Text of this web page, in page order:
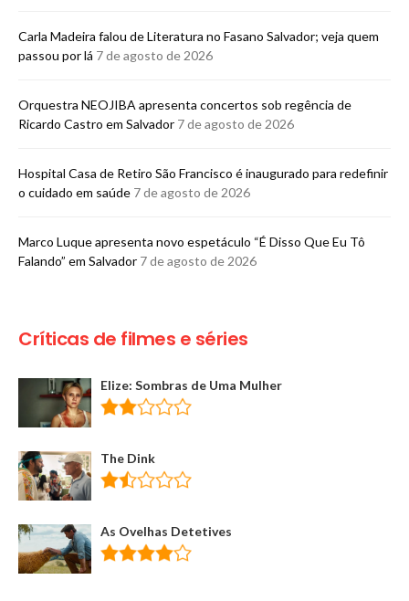
Carla Madeira falou de Literatura no Fasano Salvador; veja quem
passou por lá 7 de agosto de 2026
Orquestra NEOJIBA apresenta concertos sob regência de
Ricardo Castro em Salvador 7 de agosto de 2026
Hospital Casa de Retiro São Francisco é inaugurado para redefinir
o cuidado em saúde 7 de agosto de 2026
Marco Luque apresenta novo espetáculo “É Disso Que Eu Tô
Falando” em Salvador 7 de agosto de 2026
Críticas de filmes e séries
Elize: Sombras de Uma Mulher
The Dink
As Ovelhas Detetives